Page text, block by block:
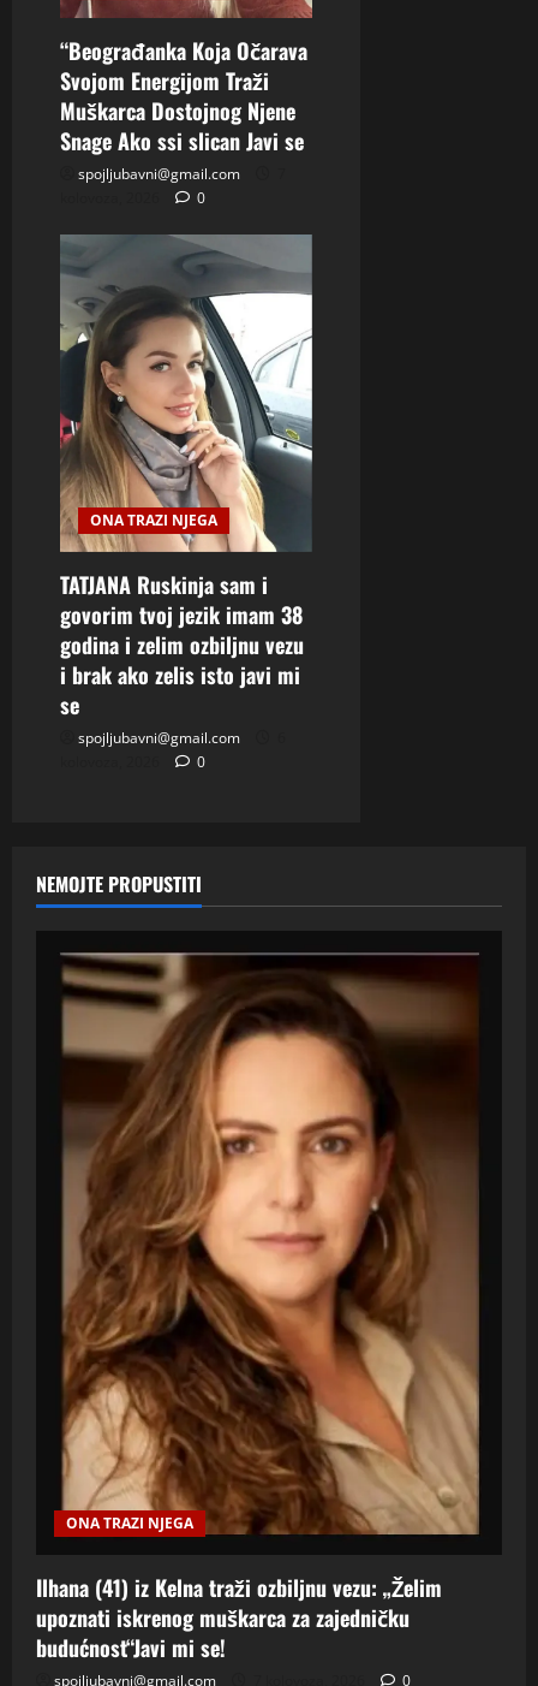
“Beograđanka Koja Očarava
Svojom Energijom Traži
Muškarca Dostojnog Njene
Snage Ako ssi slican Javi se
spojljubavni@gmail.com
0
ONA TRAZI NJEGA
TATJANA Ruskinja sam i
govorim tvoj jezik imam 38
godina i zelim ozbiljnu vezu
i brak ako zelis isto javi mi
se
spojljubavni@gmail.com
0
NEMOJTE PROPUSTITI
ONA TRAZI NJEGA
Ilhana (41) iz Kelna traži ozbiljnu vezu: „Želim
upoznati iskrenog muškarca za zajedničku
budućnost“Javi mi se!
spojljubavni@gmail.com 0